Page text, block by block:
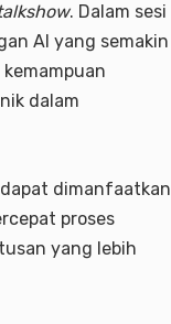
. Dalam sesi
AI yang semakin
dalam
dimanfaatkan
proses
yang lebih